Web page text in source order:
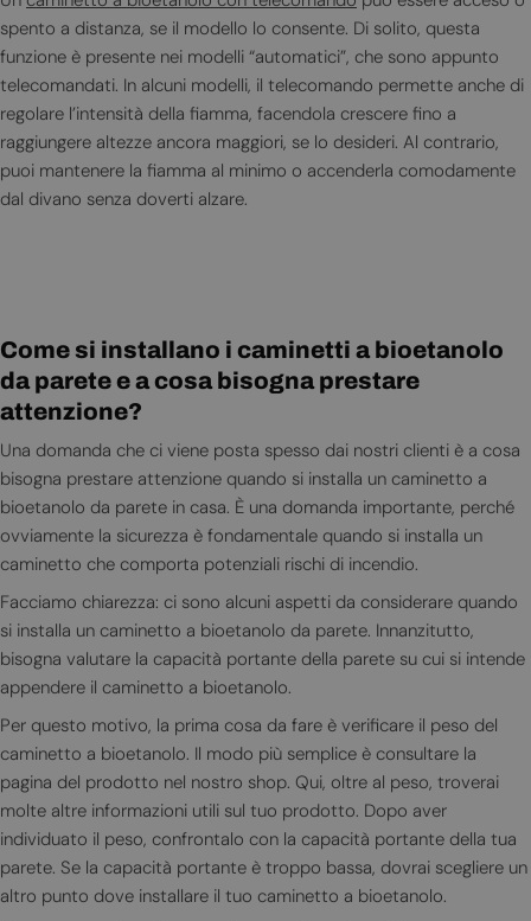
spento a distanza, se il modello lo consente. Di solito, questa
funzione è presente nei modelli “automatici”, che sono appunto
telecomandati. In alcuni modelli, il telecomando permette anche di
regolare l’intensità della fiamma, facendola crescere fino a
raggiungere altezze ancora maggiori, se lo desideri. Al contrario,
puoi mantenere la fiamma al minimo o accenderla comodamente
dal divano senza doverti alzare.
Come si installano i caminetti a bioetanolo
da parete e a cosa bisogna prestare
attenzione?
Una domanda che ci viene posta spesso dai nostri clienti è a cosa
bisogna prestare attenzione quando si installa un caminetto a
bioetanolo da parete in casa. È una domanda importante, perché
ovviamente la sicurezza è fondamentale quando si installa un
caminetto che comporta potenziali rischi di incendio.
Facciamo chiarezza: ci sono alcuni aspetti da considerare quando
si installa un caminetto a bioetanolo da parete. Innanzitutto,
bisogna valutare la capacità portante della parete su cui si intende
appendere il caminetto a bioetanolo.
Per questo motivo, la prima cosa da fare è verificare il peso del
caminetto a bioetanolo. Il modo più semplice è consultare la
pagina del prodotto nel nostro shop. Qui, oltre al peso, troverai
molte altre informazioni utili sul tuo prodotto. Dopo aver
individuato il peso, confrontalo con la capacità portante della tua
parete. Se la capacità portante è troppo bassa, dovrai scegliere un
altro punto dove installare il tuo caminetto a bioetanolo.